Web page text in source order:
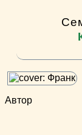
Автор